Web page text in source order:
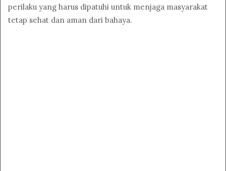
perilaku yang harus dipatuhi untuk menjaga masyarakat
tetap sehat dan aman dari bahaya.